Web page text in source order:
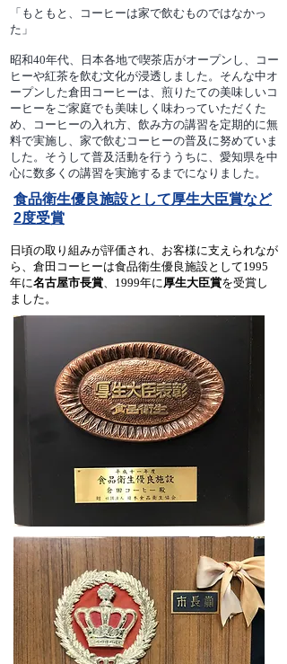
「もともと、コーヒーは家で飲むものではなかっ
た」
昭和40年代、日本各地で喫茶店がオープンし、コー
ヒーや紅茶を飲む文化が浸透しました。そんな中オ
ープンした倉田コーヒーは、煎りたての美味しいコ
ーヒーをご家庭でも美味しく味わっていただくた
め、コーヒーの入れ方、飲み方の講習を定期的に無
料で実施し、家で飲むコーヒーの普及に努めていま
した。そうして普及活動を行ううちに、愛知県を中
心に数多くの講習を実施するまでになりました。
食品衛生優良施設として厚生大臣賞など
2度受賞
日頃の取り組みが評価され、お客様に支えられなが
ら、倉田コーヒーは食品衛生優良施設として1995
年に名古屋市長賞 、1999年に厚生大臣賞を受賞し
ました。